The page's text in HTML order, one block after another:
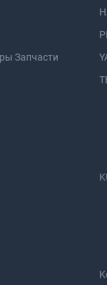
Запчасти